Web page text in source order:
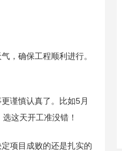
，确保工程顺利进行。
谨慎认真了。比如5月
这天开工准没错！
项目成败的还是扎实的